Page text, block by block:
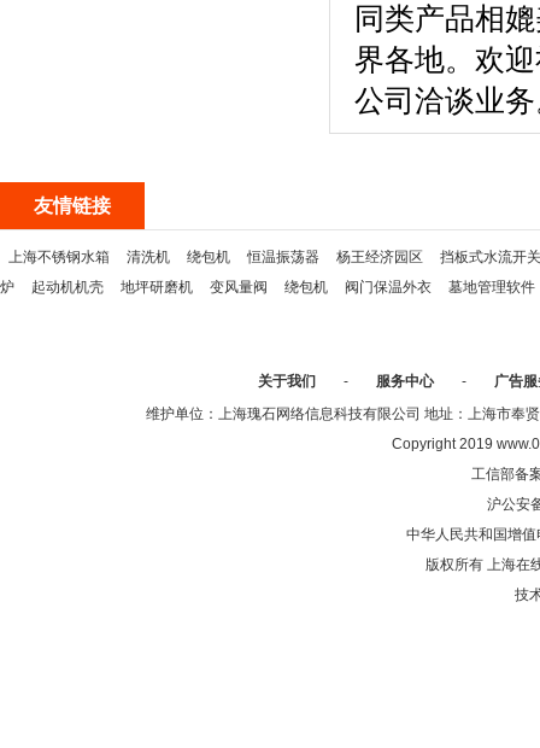
同类产品相
界各地。欢
公司洽谈业
友情链接
上海不锈钢水箱 清洗机 绕包机 恒温振荡器 杨王经济园区
挡板式水流开关
炉
起动机机壳 地坪研磨机 变风量阀 绕包机 阀门保温外衣 墓地管理软件
关于我们 - 服务中心 -
广告
维护单位：上海瑰石网络信息科技有限公司 地址：上海市
Copyright 2019
工信部备
沪公安
中华人民共和国增
版权所有 上海在
技